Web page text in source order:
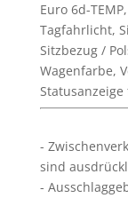
Euro 6d-
Tagfahrlicht,
Sitzbezug /
Wagenfarbe,
sind